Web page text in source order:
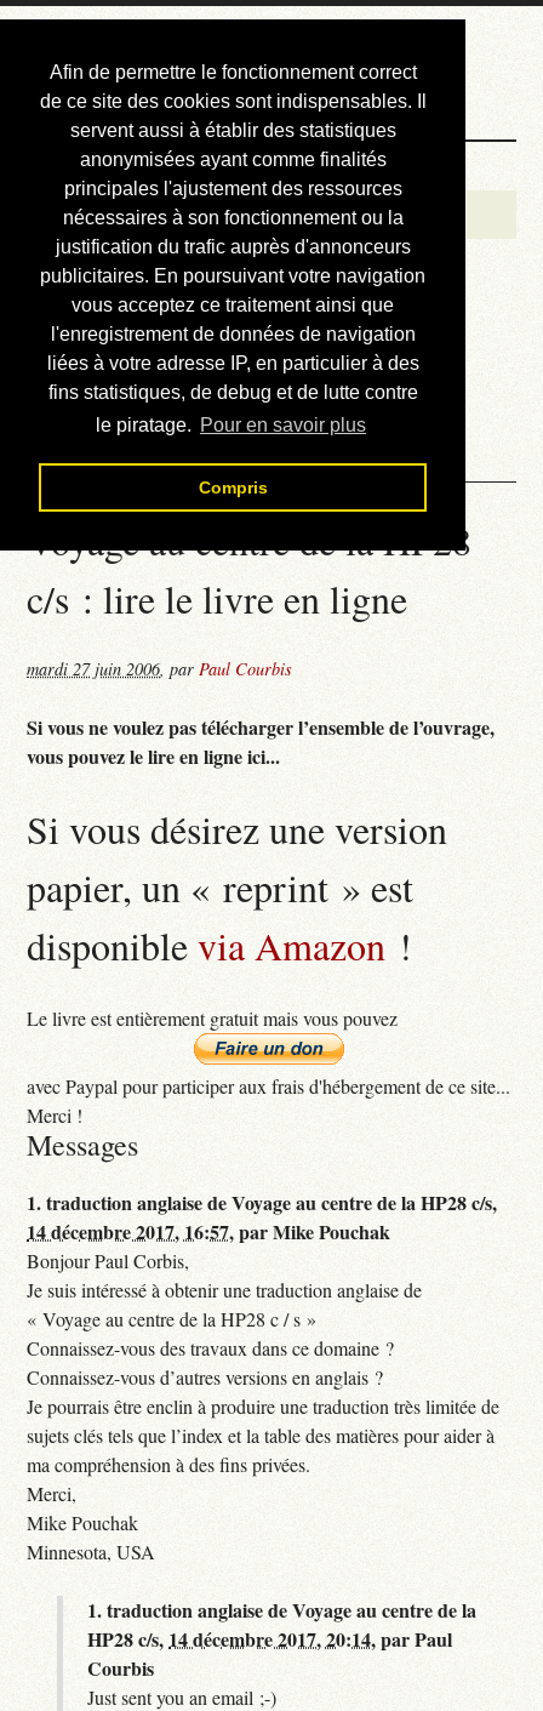
Afin de permettre le fonctionnement correct
de ce site des cookies sont indispensables. Il
servent aussi à établir des statistiques
anonymisées ayant comme finalités
principales l'ajustement des ressources
nécessaires à son fonctionnement ou la
justification du trafic auprès d'annonceurs
publicitaires. En poursuivant votre navigation
vous acceptez ce traitement ainsi que
l'enregistrement de données de navigation
liées à votre adresse IP, en particulier à des
fins statistiques, de debug et de lutte contre
le piratage. Pour en savoir plus
Compris
Courbis, « LE »
Blog Officiel
Bienvenue
Réalisations
Divers (et d’été)
Annonces
Liens externes
Téléchargement
Contact
Voyage au centre de la HP28
c/s : lire le livre en ligne
mardi 27 juin 2006,parPaul Courbis
Si vous ne voulez pas télécharger l’ensemble de l’ouvrage,
vous pouvez le lire en ligne ici...
Si vous désirez une version
papier, un « reprint » est
disponiblevia Amazon !
Le livre est entièrement gratuit mais vous pouvez
avec Paypal pour participer aux frais d'hébergement de ce site...
Merci !
Messages
1.traduction anglaise de Voyage au centre de la HP28 c/s,
14 décembre 2017, 16:57,parMike Pouchak
Bonjour Paul Corbis,
Je suis intéressé à obtenir une traduction anglaise de
« Voyage au centre de la HP28 c / s »
Connaissez-vous des travaux dans ce domaine ?
Connaissez-vous d’autres versions en anglais ?
Je pourrais être enclin à produire une traduction très limitée de
sujets clés tels que l’index et la table des matières pour aider à
ma compréhension à des fins privées.
Merci,
Mike Pouchak
Minnesota, USA
1.traduction anglaise de Voyage au centre de la
HP28 c/s, 14 décembre 2017, 20:14,parPaul
Courbis
Just sent you an email ;-)